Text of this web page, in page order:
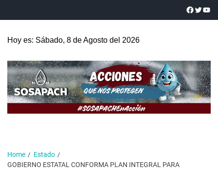
Hoy es: Sábado, 8 de Agosto del 2026
Home
Estado
GOBIERNO ESTATAL CONFORMA PLAN INTEGRAL PARA